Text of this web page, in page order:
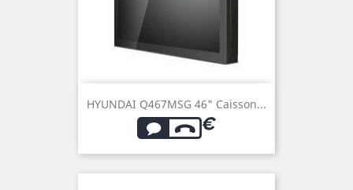
HYUNDAI Q467MSG 46" Caisson...